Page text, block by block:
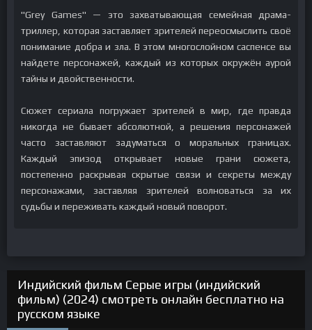
"Grey Games" — это захватывающая семейная драма-
триллер, которая заставляет зрителей переосмыслить своё
понимание добра и зла. В этом многослойном саспенсе вы
найдете персонажей, каждый из которых окружён аурой
тайны и двойственности.
Сюжет сериала погружает зрителей в мир, где правда
никогда не бывает абсолютной, а решения персонажей
часто заставляют задуматься о моральных границах.
Каждый эпизод открывает новые грани сюжета,
постепенно раскрывая скрытые связи и секреты между
персонажами, заставляя зрителей волноваться за их
судьбы и переживать каждый новый поворот.
Индийский фильм Серые игры (индийский
фильм) (2024) смотреть онлайн бесплатно на
русском языке